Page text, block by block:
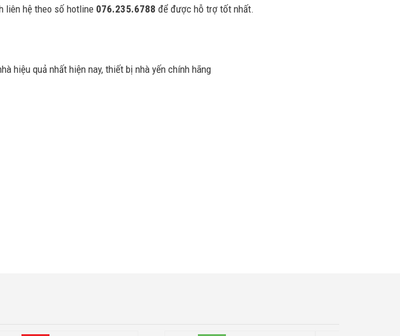
liên hệ theo số hotline 076.235.6788 để được hỗ trợ tốt nhất.
hiệu quả nhất hiện nay, thiết bị nhà yến chính hãng